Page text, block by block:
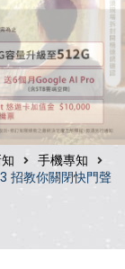
手機專知
招教你關閉快門聲